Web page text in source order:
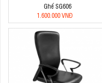
Ghế SG606
1.600.000 VNĐ